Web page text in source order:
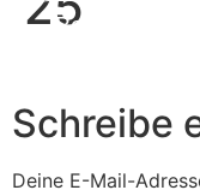
Book Us
Schreibe
Deine E-Mail-